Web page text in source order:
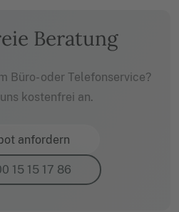
Beratung
Büro- oder Telefonservice?
kostenfrei an.
anfordern
15 15 17 86